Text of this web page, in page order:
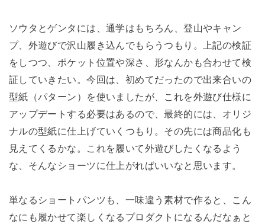
ソウタとゲンタには、通学はもちろん、登山やキャン
プ、外遊びで沢山履き込んでもらうつもり。上記の検証
をしつつ、ポケット位置や深さ、形なんかも合わせて検
証していきたい。今回は、初めてだったので出来合いの
型紙（パターン）を使いましたが、これを外遊び仕様に
アップデートする必要はあるので、最終的には、オリジ
ナルの型紙に仕上げていくつもり。その先には商品化も
見えてくるかな。これを履いて外遊びしたくなるよう
な、そんなショーツに仕上がればいいなと思います。
単なるショートパンツも、一味違う素材で作ると、こん
なにも履かせて楽しくなるプロダクトになるんだなぁと